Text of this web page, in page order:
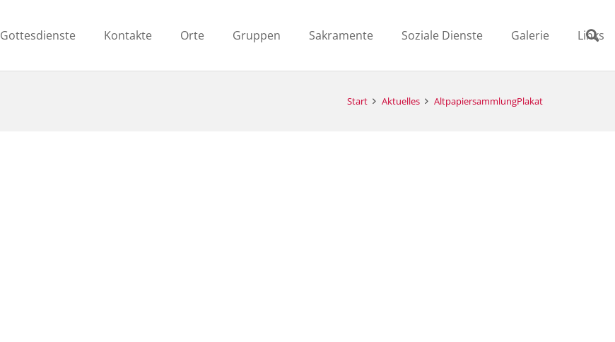
Gottesdienste Kontakte Orte Gruppen Sakramente Soziale Dienste Galerie Links
Start Aktuelles AltpapiersammlungPlakat